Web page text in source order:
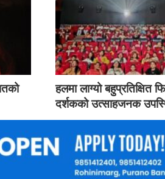
हलमा लाग्यो बहुप्रतिक्षित
दर्शकको उत्साहजनक